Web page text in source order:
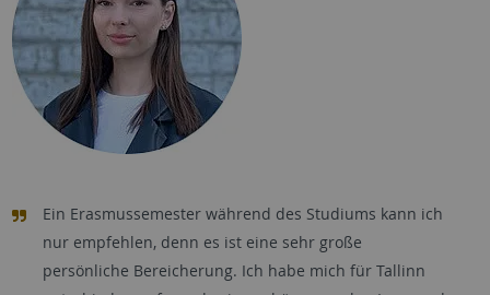
Ein Erasmussemester während des Studiums kann ich
nur empfehlen, denn es ist eine sehr große
persönliche Bereicherung. Ich habe mich für Tallinn